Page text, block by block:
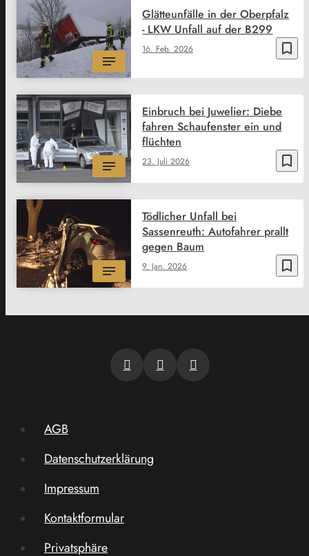
bookmark_border
16. Feb. 2026
Glätteunfälle in der Oberpfalz
- LKW Unfall auf der B299
bookmark_border
23. Juli 2026
Einbruch bei Juwelier: Diebe
fahren Schaufenster ein und
flüchten
bookmark_border
9. Jan. 2026
Tödlicher Unfall bei
Sassenreuth: Autofahrer prallt
gegen Baum
AGB
Datenschutzerklärung
Impressum
Kontaktformular
Privatsphäre